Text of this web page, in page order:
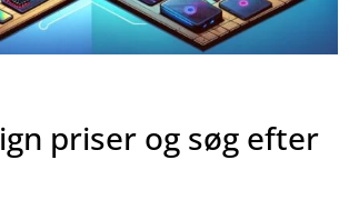
priser og søg efter